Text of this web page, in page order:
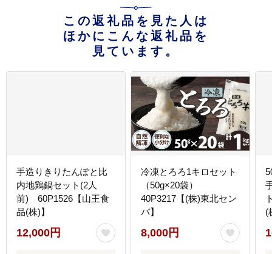
この返礼品を見た人は
ほかにこんな返礼品を
見ています。
手造りきりたんぽと比
内地鶏鍋セット(2人
前) 60P1526【山王食
品(株)】
12,000円
冷凍とろろ1キロセット
（50g×20袋）
40P3217【(株)東北セン
バ】
8,000円
(